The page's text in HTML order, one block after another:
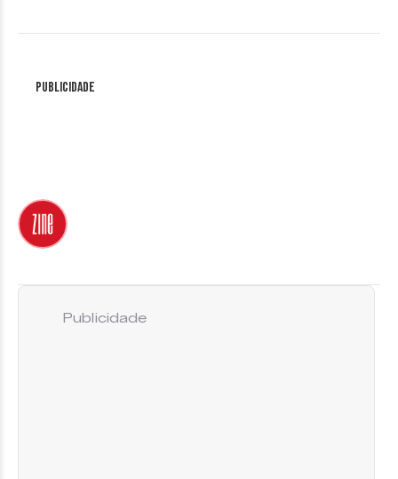
Publicidade
Publicidade